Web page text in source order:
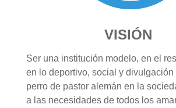
VISIÓN
Ser una institución modelo, en el
en lo deportivo, social y divulgación
perro de pastor alemán en la
a las necesidades de todos los